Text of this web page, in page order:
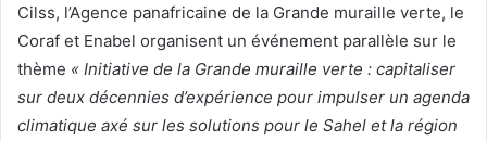
Cilss, l’Agence panafricaine de la Grande muraille verte, le
Coraf et Enabel organisent un événement parallèle sur le
thème « Initiative de la Grande muraille verte : capitaliser
sur deux décennies d’expérience pour impulser un agenda
climatique axé sur les solutions pour le Sahel et la région